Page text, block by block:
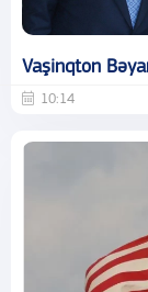
Vaşinqton
10:14